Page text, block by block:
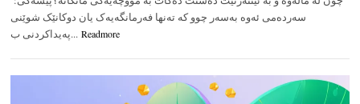
سەردەمی ئەوە بەسەر چوو کە تەنها فەرمانگەیەک یان دوکانێک شوێنی
پەیداکردنی ب... Readmore